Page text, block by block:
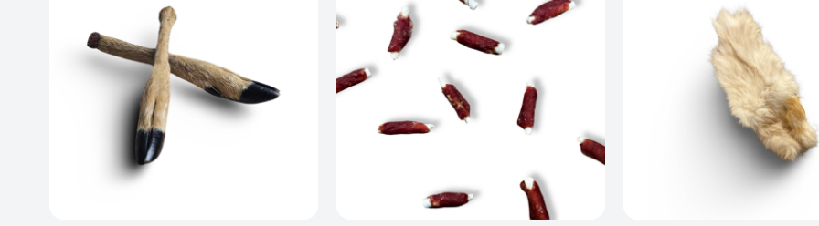
Råprotein:
Fedtindhold:
Vand: 17,0 %
Råaske: 6,5 %
Træstof: 1,0 %
Calcium: 1,1 %
Fosfor: 0,9 %
Omega-3: 0,1
Omega-6: